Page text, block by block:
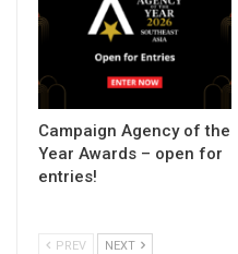
Campaign Agency of the
Year Awards – open for
entries!
PREV NEXT